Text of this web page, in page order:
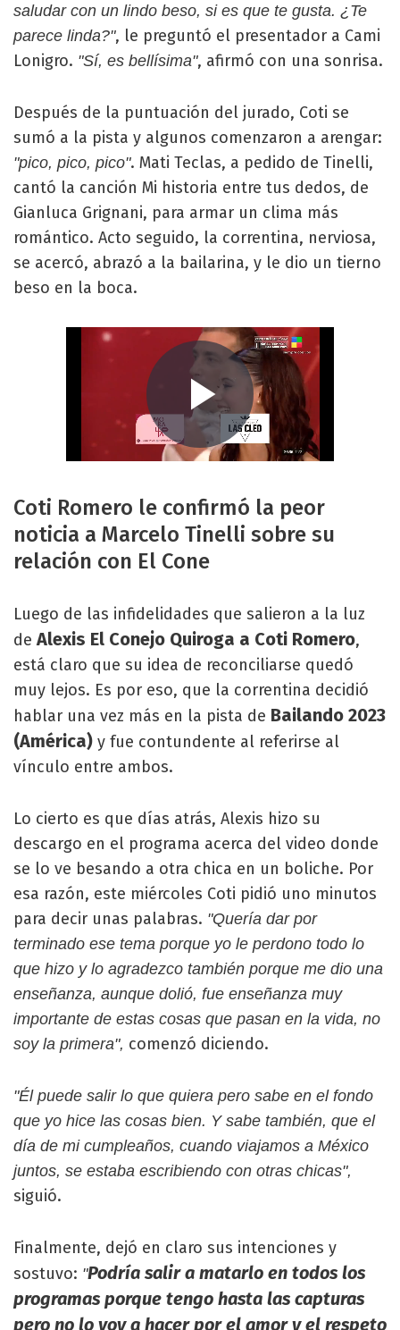
saludar con un lindo beso, si es que te gusta. ¿Te
parece linda?", le preguntó el presentador a Cami
Lonigro. "Sí, es bellísima", afirmó con una sonrisa.
Después de la puntuación del jurado, Coti se
sumó a la pista y algunos comenzaron a arengar:
"pico, pico, pico". Mati Teclas, a pedido de Tinelli,
cantó la canción Mi historia entre tus dedos, de
Gianluca Grignani, para armar un clima más
romántico. Acto seguido, la correntina, nerviosa,
se acercó, abrazó a la bailarina, y le dio un tierno
beso en la boca.
Coti Romero le confirmó la peor
noticia a Marcelo Tinelli sobre su
relación con El Cone
Luego de las infidelidades que salieron a la luz
de Alexis El Conejo Quiroga a Coti Romero,
está claro que su idea de reconciliarse quedó
muy lejos. Es por eso, que la correntina decidió
hablar una vez más en la pista de Bailando 2023
(América) y fue contundente al referirse al
vínculo entre ambos.
Lo cierto es que días atrás, Alexis hizo su
descargo en el programa acerca del video donde
se lo ve besando a otra chica en un boliche. Por
esa razón, este miércoles Coti pidió uno minutos
para decir unas palabras. "Quería dar por
terminado ese tema porque yo le perdono todo lo
que hizo y lo agradezco también porque me dio una
enseñanza, aunque dolió, fue enseñanza muy
importante de estas cosas que pasan en la vida, no
soy la primera", comenzó diciendo.
"Él puede salir lo que quiera pero sabe en el fondo
que yo hice las cosas bien. Y sabe también, que el
día de mi cumpleaños, cuando viajamos a México
juntos, se estaba escribiendo con otras chicas",
siguió.
Finalmente, dejó en claro sus intenciones y
sostuvo: "Podría salir a matarlo en todos los
programas porque tengo hasta las capturas
pero no lo voy a hacer por el amor y el respeto